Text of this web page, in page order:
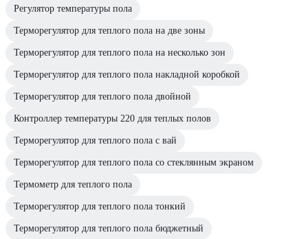
Регулятор температуры пола
Терморегулятор для теплого пола на две зоны
Терморегулятор для теплого пола на несколько зон
Терморегулятор для теплого пола накладной коробкой
Терморегулятор для теплого пола двойной
Контроллер температуры 220 для теплых полов
Терморегулятор для теплого пола с вай
Терморегулятор для теплого пола со стеклянным экраном
Термометр для теплого пола
Терморегулятор для теплого пола тонкий
Терморегулятор для теплого пола бюджетный